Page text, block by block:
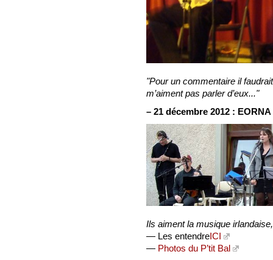
"Pour un commentaire il
m’aiment pas parler d’eux..."
– 21 décembre 2012 : EORNA
Ils aiment la musique
— Les entendreICI
— Photos du P’tit Bal